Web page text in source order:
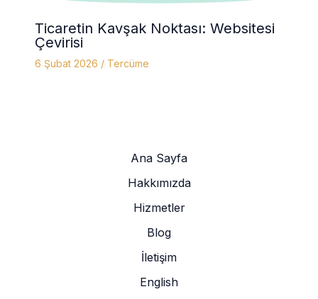
Ticaretin Kavşak Noktası: Websitesi
Çevirisi
6 Şubat 2026 / Tercüme
Ana Sayfa
Hakkımızda
Hizmetler
Blog
İletişim
English